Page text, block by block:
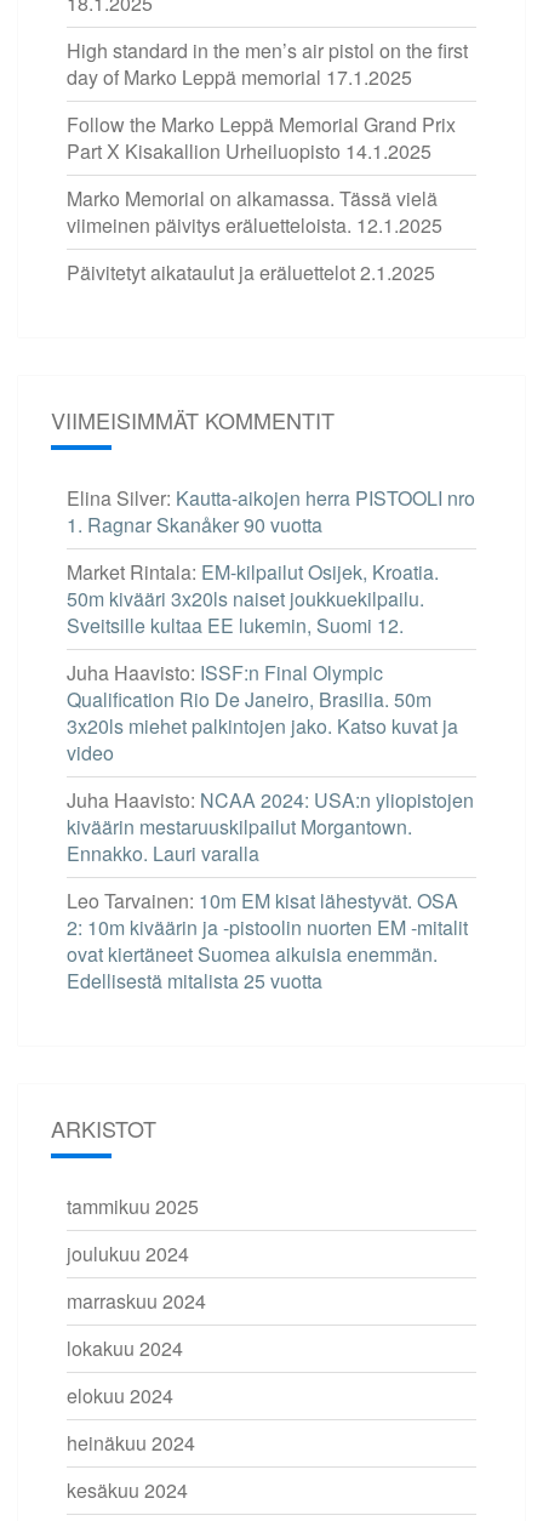
High standard in the men’s air pistol on the first
day of Marko Leppä memorial 17.1.2025
Follow the Marko Leppä Memorial Grand Prix
Part X Kisakallion Urheiluopisto 14.1.2025
Marko Memorial on alkamassa. Tässä vielä
viimeinen päivitys eräluetteloista. 12.1.2025
Päivitetyt aikataulut ja eräluettelot2.1.2025
VIIMEISIMMÄT KOMMENTIT
Elina Silver: Kautta-aikojen herra PISTOOLI nro
1. Ragnar Skanåker 90 vuotta
Market Rintala: EM-kilpailut Osijek, Kroatia.
50m kivääri 3x20ls naiset joukkuekilpailu.
Sveitsille kultaa EE lukemin, Suomi 12.
Juha Haavisto: ISSF:n Final Olympic
Qualification Rio De Janeiro, Brasilia. 50m
3x20ls miehet palkintojen jako. Katso kuvat ja
video
Juha Haavisto: NCAA 2024: USA:n yliopistojen
kiväärin mestaruuskilpailut Morgantown.
Ennakko. Lauri varalla
Leo Tarvainen: 10m EM kisat lähestyvät. OSA
2: 10m kiväärin ja -pistoolin nuorten EM -mitalit
ovat kiertäneet Suomea aikuisia enemmän.
Edellisestä mitalista 25 vuotta
ARKISTOT
tammikuu 2025
joulukuu 2024
marraskuu 2024
lokakuu 2024
elokuu 2024
heinäkuu 2024
kesäkuu 2024